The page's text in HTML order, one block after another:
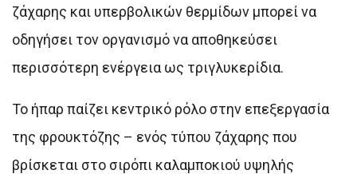
ζάχαρης και υπερβολικών θερμίδων μπορεί να
οδηγήσει τον οργανισμό να αποθηκεύσει
περισσότερη ενέργεια ως τριγλυκερίδια.
Το ήπαρ παίζει κεντρικό ρόλο στην επεξεργασία
της φρουκτόζης – ενός τύπου ζάχαρης που
βρίσκεται στο σιρόπι καλαμποκιού υψηλής